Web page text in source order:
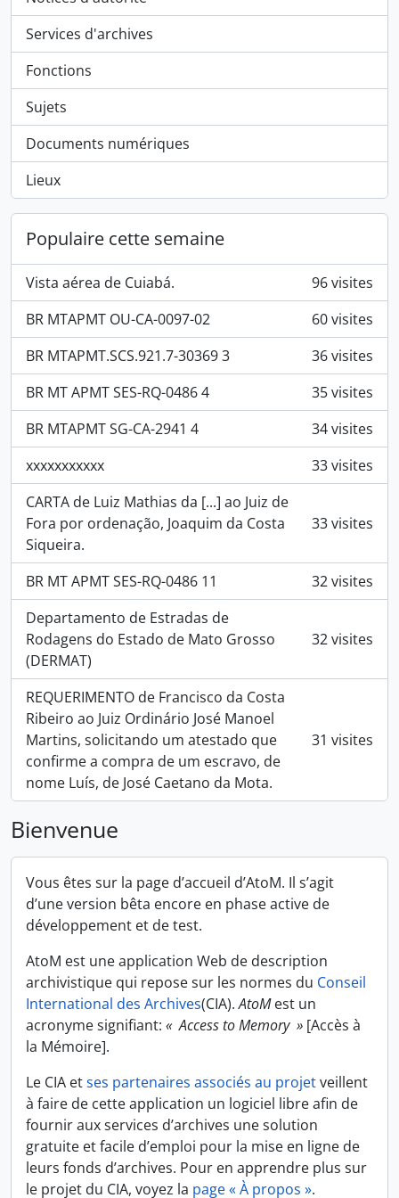
Services d'archives
Fonctions
Sujets
Documents numériques
Lieux
Populaire cette semaine
Vista aérea de Cuiabá.
96 visites
BR MTAPMT OU-CA-0097-02
60 visites
BR MTAPMT.SCS.921.7-30369 3
36 visites
BR MT APMT SES-RQ-0486 4
35 visites
BR MTAPMT SG-CA-2941 4
34 visites
xxxxxxxxxxx
33 visites
CARTA de Luiz Mathias da [...] ao Juiz de
Fora por ordenação, Joaquim da Costa
Siqueira.
33 visites
BR MT APMT SES-RQ-0486 11
32 visites
Departamento de Estradas de
Rodagens do Estado de Mato Grosso
(DERMAT)
32 visites
REQUERIMENTO de Francisco da Costa
Ribeiro ao Juiz Ordinário José Manoel
Martins, solicitando um atestado que
confirme a compra de um escravo, de
nome Luís, de José Caetano da Mota.
31 visites
Bienvenue
Vous êtes sur la page d’accueil d’AtoM. Il s’agit
d’une version bêta encore en phase active de
développement et de test.
AtoM est une application Web de description
archivistique qui repose sur les normes du Conseil
International des Archives(CIA).AtoMest un
acronyme signifiant: « Access to Memory » [Accès à
la Mémoire].
Le CIA etses partenaires associés au projetveillent
à faire de cette application un logiciel libre afin de
fournir aux services d’archives une solution
gratuite et facile d’emploi pour la mise en ligne de
leurs fonds d’archives. Pour en apprendre plus sur
le projet du CIA, voyez la page « À propos ».